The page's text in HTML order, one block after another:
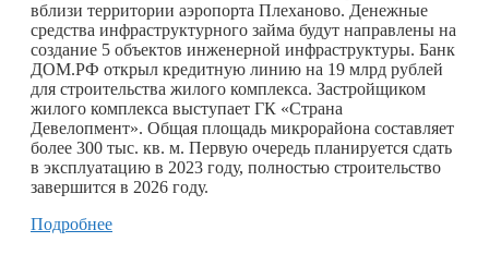
вблизи территории аэропорта Плеханово. Денежные
средства инфраструктурного займа будут направлены на
создание 5 объектов инженерной инфраструктуры. Банк
ДОМ.РФ открыл кредитную линию на 19 млрд рублей
для строительства жилого комплекса. Застройщиком
жилого комплекса выступает ГК «Страна
Девелопмент». Общая площадь микрорайона составляет
более 300 тыс. кв. м. Первую очередь планируется сдать
в эксплуатацию в 2023 году, полностью строительство
завершится в 2026 году.
Подробнее